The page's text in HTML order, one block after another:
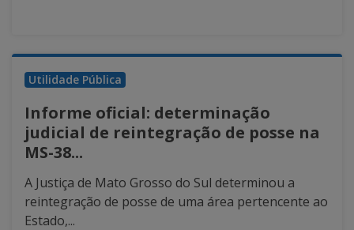
Utilidade Pública
Informe oficial: determinação
judicial de reintegração de posse na
MS-38...
A Justiça de Mato Grosso do Sul determinou a
reintegração de posse de uma área pertencente ao
Estado,...